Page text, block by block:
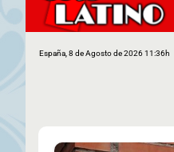
España, 8 de Agosto de 2026 11:36h